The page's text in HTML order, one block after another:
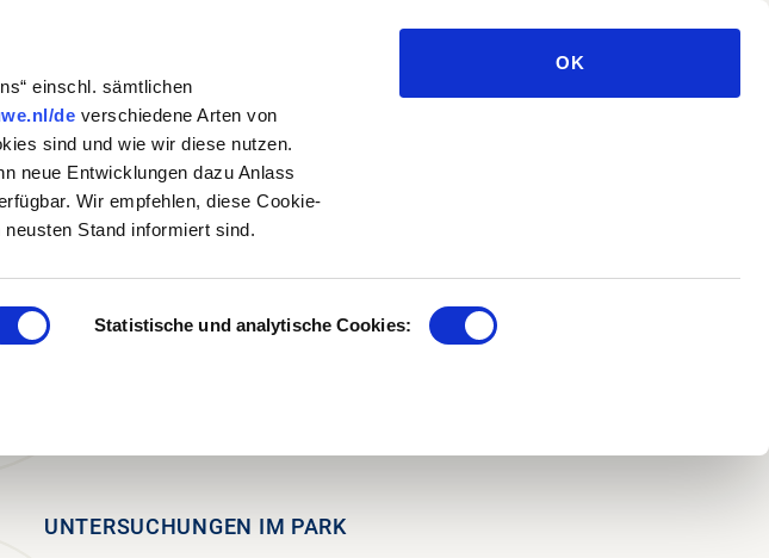
einschl. sämtlichen
de verschiedene Arten von
sind und wie wir diese nutzen.
neue Entwicklungen dazu Anlass
Wir empfehlen, diese Cookie-
Stand informiert sind.
Statistische und analytische Cookies:
OK
oder
Geschichten
Architectur
Sint Hubertus
Museum
Naturschutzmanagement
Untersuchungen im
Park
(auf
Für die Presse
UNTERSUCHUNGEN IM PARK